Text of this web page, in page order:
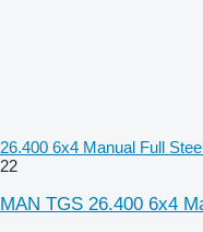
26.400 6x4 Manual Full
22
MAN TGS 26.400 6x4